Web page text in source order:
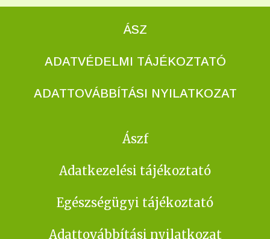
ÁSZ
ADATVÉDELMI TÁJÉKOZTATÓ
ADATTOVÁBBÍTÁSI NYILATKOZAT
Ászf
Adatkezelési tájékoztató
Egészségügyi tájékoztató
Adattovábbítási nyilatkozat